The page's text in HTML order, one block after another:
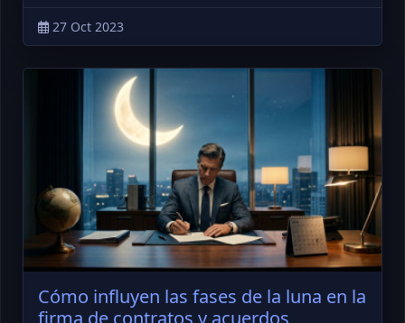
27 Oct 2023
Cómo influyen las fases de la luna en la